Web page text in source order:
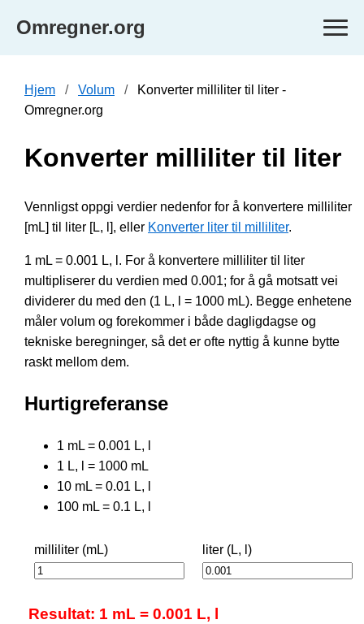
Omregner.org
Hjem Volum
Konverter milliliter til liter -
Omregner.org
Konverter milliliter til liter
Vennligst oppgi verdier nedenfor for å konvertere milliliter
[mL] til liter [L, l], eller Konverter liter til milliliter.
1 mL = 0.001 L, l. For å konvertere milliliter til liter
multipliserer du verdien med 0.001; for å gå motsatt vei
dividerer du med den (1 L, l = 1000 mL). Begge enhetene
måler volum og forekommer i både dagligdagse og
tekniske beregninger, så det er ofte nyttig å kunne bytte
raskt mellom dem.
Hurtigreferanse
1 mL = 0.001 L, l
1 L, l = 1000 mL
10 mL = 0.01 L, l
100 mL = 0.1 L, l
milliliter (mL) liter (L, l)
Resultat: 1 mL = 0.001 L, l